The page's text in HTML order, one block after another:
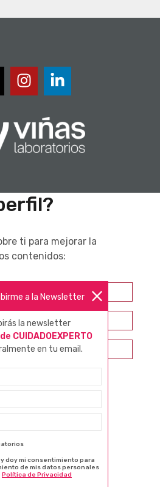
a la Newsletter
la newsletter
CUIDADOEXPERTO
en tu email.
doy mi consentimiento para
de mis datos personales
Política de Privacidad
ti para mejorar la
contenidos:
sanitarios
Consumidor